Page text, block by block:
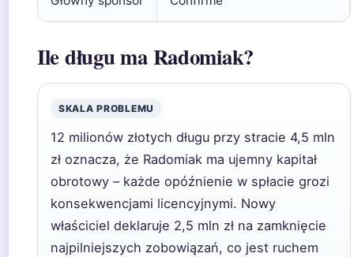
Ile długu ma Radomiak?
SKALA PROBLEMU
12 milionów złotych długu przy stracie 4,5 mln
zł oznacza, że Radomiak ma ujemny kapitał
obrotowy – każde opóźnienie w spłacie grozi
konsekwencjami licencyjnymi. Nowy
właściciel deklaruje 2,5 mln zł na zamknięcie
najpilniejszych zobowiązań, co jest ruchem